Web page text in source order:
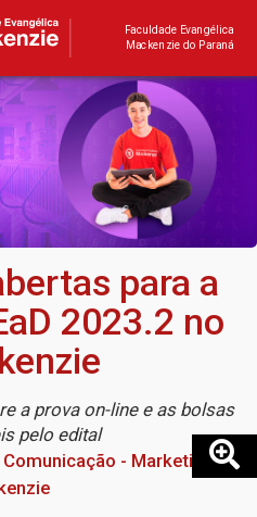
Faculdade Evangélica
Mackenzie do Paraná
para a
2023.2 no
a prova on-line e as bolsas
pelo edital
Comunicação - Marketing